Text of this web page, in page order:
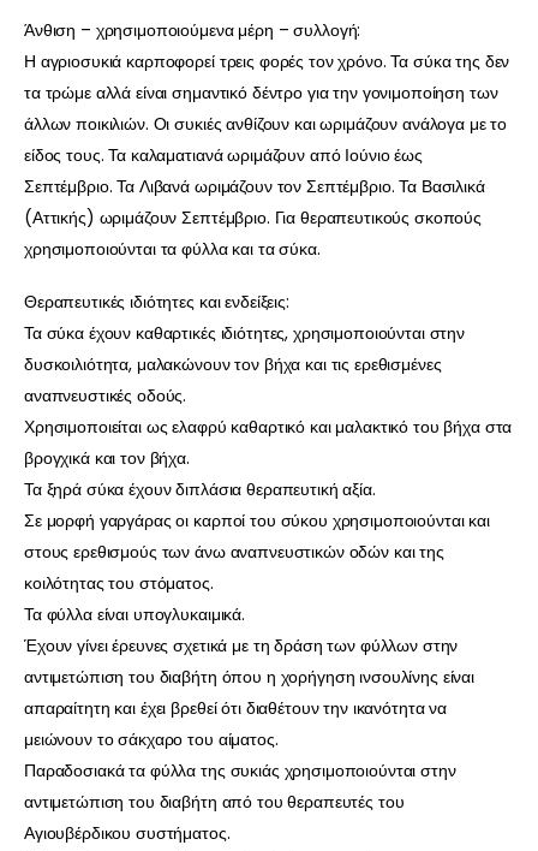
Άνθιση – χρησιμοποιούμενα μέρη – συλλογή:
Η αγριοσυκιά καρποφορεί τρεις φορές τον χρόνο. Τα σύκα της δεν
τα τρώμε αλλά είναι σημαντικό δέντρο για την γονιμοποίηση των
άλλων ποικιλιών. Οι συκιές ανθίζουν και ωριμάζουν ανάλογα με το
είδος τους. Τα καλαματιανά ωριμάζουν από Ιούνιο έως
Σεπτέμβριο. Τα Λιβανά ωριμάζουν τον Σεπτέμβριο. Τα Βασιλικά
(Αττικής) ωριμάζουν Σεπτέμβριο. Για θεραπευτικούς σκοπούς
χρησιμοποιούνται τα φύλλα και τα σύκα.
Θεραπευτικές ιδιότητες και ενδείξεις:
Τα σύκα έχουν καθαρτικές ιδιότητες, χρησιμοποιούνται στην
δυσκοιλιότητα, μαλακώνουν τον βήχα και τις ερεθισμένες
αναπνευστικές οδούς.
Χρησιμοποιείται ως ελαφρύ καθαρτικό και μαλακτικό του βήχα στα
βρογχικά και τον βήχα.
Τα ξηρά σύκα έχουν διπλάσια θεραπευτική αξία.
Σε μορφή γαργάρας οι καρποί του σύκου χρησιμοποιούνται και
στους ερεθισμούς των άνω αναπνευστικών οδών και της
κοιλότητας του στόματος.
Τα φύλλα είναι υπογλυκαιμικά.
Έχουν γίνει έρευνες σχετικά με τη δράση των φύλλων στην
αντιμετώπιση του διαβήτη όπου η χορήγηση ινσουλίνης είναι
απαραίτητη και έχει βρεθεί ότι διαθέτουν την ικανότητα να
μειώνουν το σάκχαρο του αίματος.
Παραδοσιακά τα φύλλα της συκιάς χρησιμοποιούνται στην
αντιμετώπιση του διαβήτη από του θεραπευτές του
Αγιουβέρδικου συστήματος.